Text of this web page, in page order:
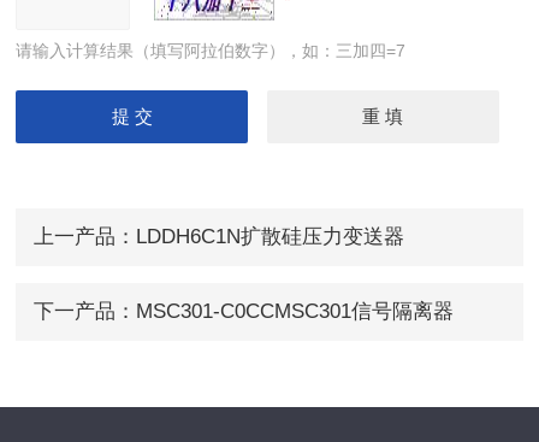
请输入计算结果（填写阿拉伯数字），如：三加四=7
上一产品： LDDH6C1N扩散硅压力变送器
下一产品： MSC301-C0CCMSC301信号隔离器